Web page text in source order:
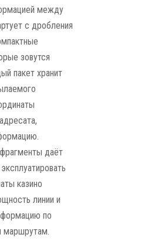
между
с дробления
зовутся
пакет хранит
даёт
казино
линии и
по
маршрутам.